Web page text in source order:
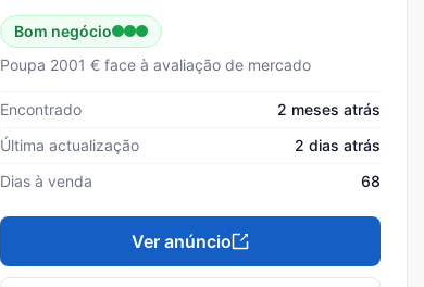
Bom negócio
Poupa 2001 € face à avaliação de mercado
Encontrado
2 meses atrás
Última actualização
2 dias atrás
Dias à venda
68
Ver anúncio